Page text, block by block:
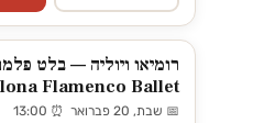
רומיאו ויוליה — בלט
Flamenco Ballet
📅 שבת, 20 פברואר ⏰ 13:00